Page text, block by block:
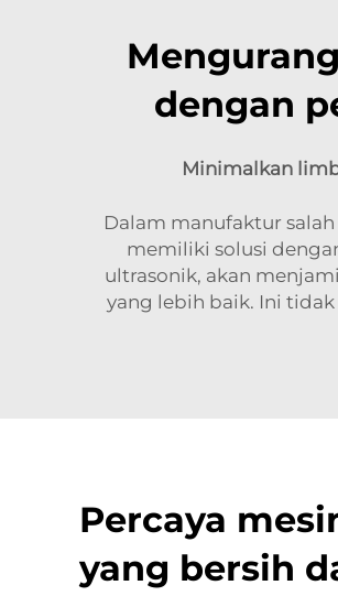
dengan
Minimalkan
Dalam manufaktur
memiliki solusi
ultrasonik, akan
yang lebih baik. Ini
Percaya
yang bersih